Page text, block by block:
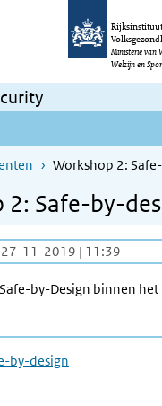
de inhoud gaan
Ministerie van
Welzijn en
Workshop 2:
2: Safe-by-
11-2019 | 11:39
by-Design binnen het
by-design